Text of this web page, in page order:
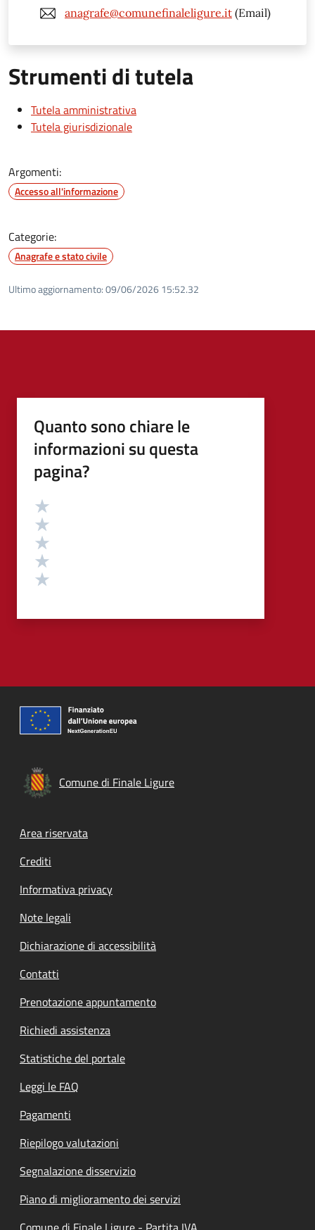
anagrafe@comunefinaleligure.it (Email)
Strumenti di tutela
Tutela amministrativa
Tutela giurisdizionale
Argomenti:
Accesso all'informazione
Categorie:
Anagrafe e stato civile
Ultimo aggiornamento:09/06/2026 15:52.32
Quanto sono chiare le
informazioni su questa
pagina?
Valutazione
Comune di Finale Ligure
Footer menu
Area riservata
Crediti
Informativa privacy
Note legali
Dichiarazione di accessibilità
Contatti
Prenotazione appuntamento
Richiedi assistenza
Statistiche del portale
Leggi le FAQ
Pagamenti
Riepilogo valutazioni
Segnalazione disservizio
Piano di miglioramento dei servizi